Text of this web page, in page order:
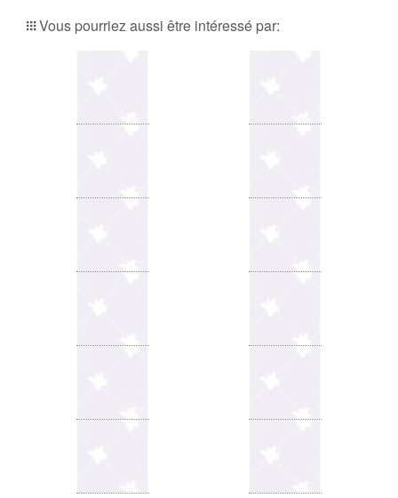
Vous pourriez aussi être intéressé par: